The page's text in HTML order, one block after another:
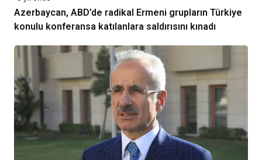
Azerbaycan, ABD’de radikal Ermeni grupların Türkiye
konulu konferansa katılanlara saldırısını kınadı